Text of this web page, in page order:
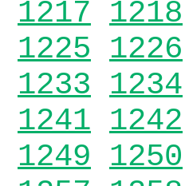
1217 1218
1225 1226
1233 1234
1241 1242
1249 1250